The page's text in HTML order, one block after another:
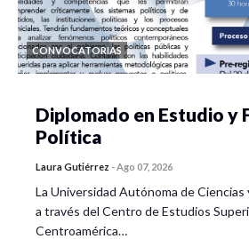
CONVOCATORIAS
Diplomado en Estudio y
Política
Laura Gutiérrez -Ago 07, 2026
La Universidad Autónoma de Ciencias
a través del Centro de Estudios
Centroamérica…